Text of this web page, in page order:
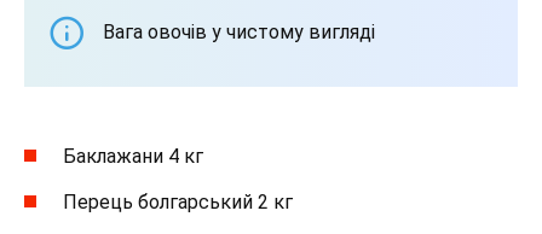
Вага овочів у чистому вигляді
Баклажани 4 кг
Перець болгарський 2 кг